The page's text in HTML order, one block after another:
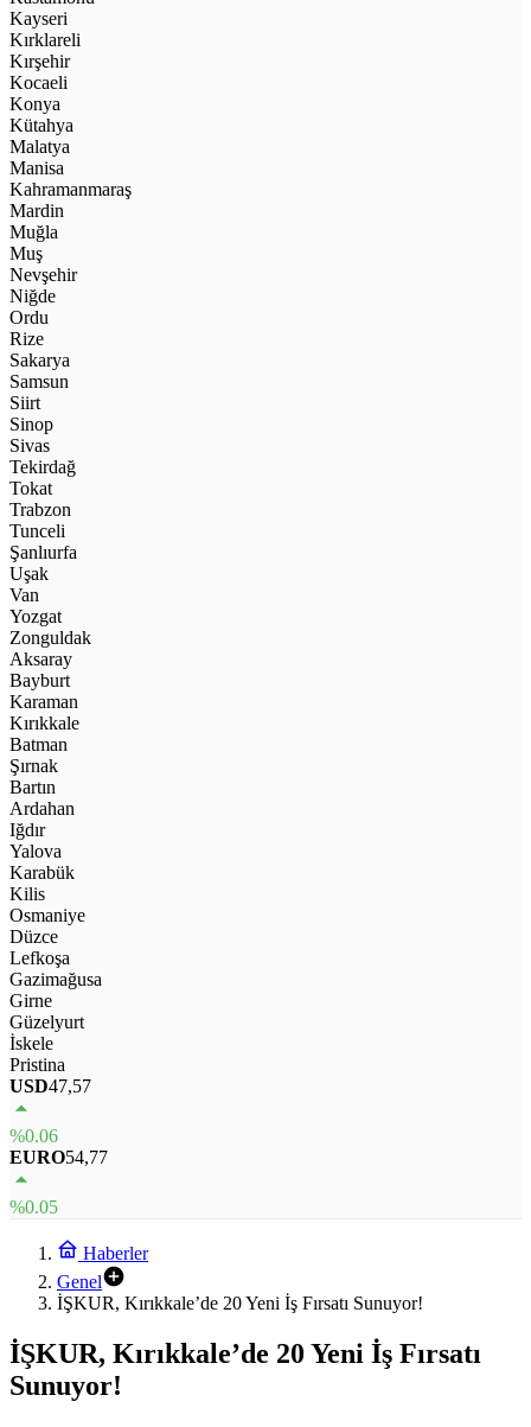
Kayseri
Kırklareli
Kırşehir
Kocaeli
Konya
Kütahya
Malatya
Manisa
Kahramanmaraş
Mardin
Muğla
Muş
Nevşehir
Niğde
Ordu
Rize
Sakarya
Samsun
Siirt
Sinop
Sivas
Tekirdağ
Tokat
Trabzon
Tunceli
Şanlıurfa
Uşak
Van
Yozgat
Zonguldak
Aksaray
Bayburt
Karaman
Kırıkkale
Batman
Şırnak
Bartın
Ardahan
Iğdır
Yalova
Karabük
Kilis
Osmaniye
Düzce
Lefkoşa
Gazimağusa
Girne
Güzelyurt
İskele
Pristina
USD47,57
%0.06
EURO54,77
%0.05
Haberler
Genel
İŞKUR, Kırıkkale’de 20 Yeni İş Fırsatı Sunuyor!
İŞKUR, Kırıkkale’de 20 Yeni İş Fırsatı
Sunuyor!